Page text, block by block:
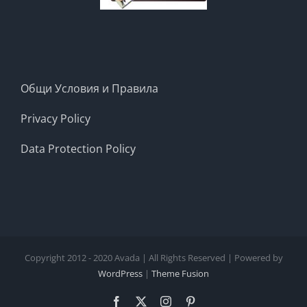
Общи Условия и Правила
Privacy Policy
Data Protection Policy
Copyright 2012 - 2020 Avada | All Rights Reserved | Powered by
WordPress | Theme Fusion
Facebook Instagram